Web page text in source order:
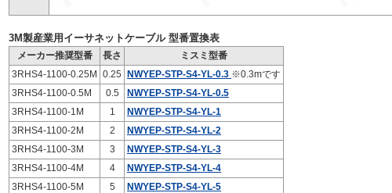
3M製産業用イーサネットケーブル 型番置換表
メーカー推奨型番 長さ
ミスミ型番
3RHS4-1100-0.25M
0.25 NWYEP-STP-S4-YL-0.3 ※0.3mです
3RHS4-1100-0.5M
0.5
NWYEP-STP-S4-YL-0.5
3RHS4-1100-1M
1
NWYEP-STP-S4-YL-1
3RHS4-1100-2M
2
NWYEP-STP-S4-YL-2
3RHS4-1100-3M
3
NWYEP-STP-S4-YL-3
3RHS4-1100-4M
4
NWYEP-STP-S4-YL-4
3RHS4-1100-5M
5
NWYEP-STP-S4-YL-5